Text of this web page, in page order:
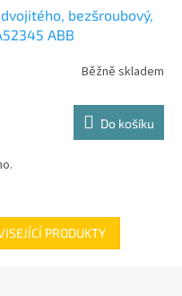
bezšroubový,
ABB
Běžně skladem
Do košíku
PRODUKTY